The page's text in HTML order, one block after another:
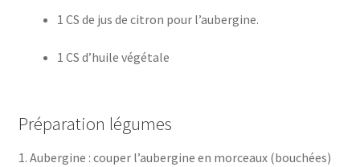
1 CS de jus de citron pour l’aubergine.
1 CS d’huile végétale
Préparation légumes
1. Aubergine : couper l’aubergine en morceaux (bouchées)